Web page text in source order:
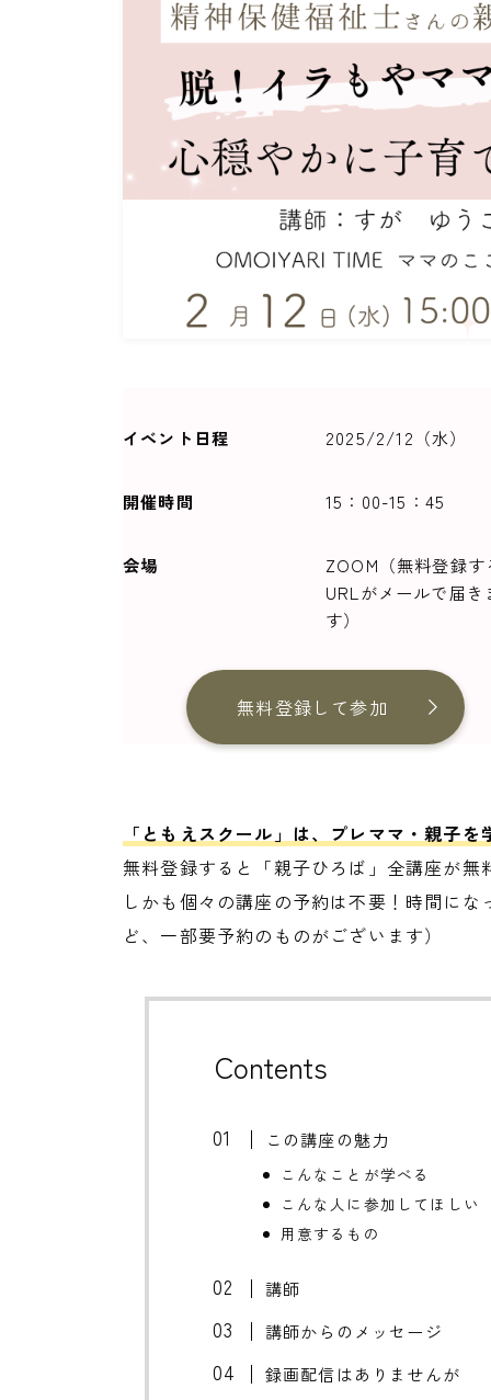
イベント日程 2025/2/12（水）
開催時間 15：00-15：45
会場
ZOOM（無料登録す
URLがメールで届き
す）
無料登録して参加
「ともえスクール」は、プレママ・親子
無料登録すると「親子ひろば」全講座が無
しかも個々の講座の予約は不要！時間に
ど、一部要予約のものがございます）
Contents
この講座の魅力
こんなことが学べる
こんな人に参加してほしい
用意するもの
講師
講師からのメッセージ
録画配信はありませんが